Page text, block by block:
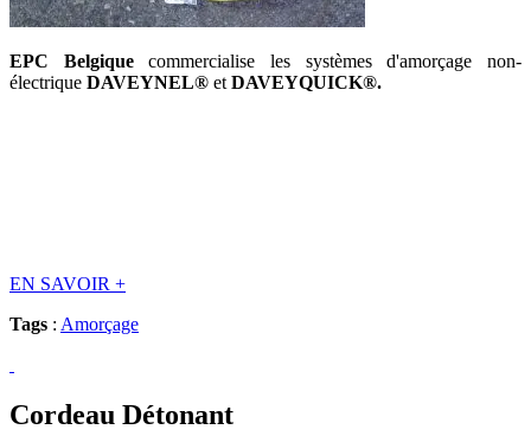
EPC Belgiquecommercialise les systèmes d'amorçage non-
électrique DAVEYNEL® et DAVEYQUICK®.
EN SAVOIR +
Tags : Amorçage
Cordeau Détonant